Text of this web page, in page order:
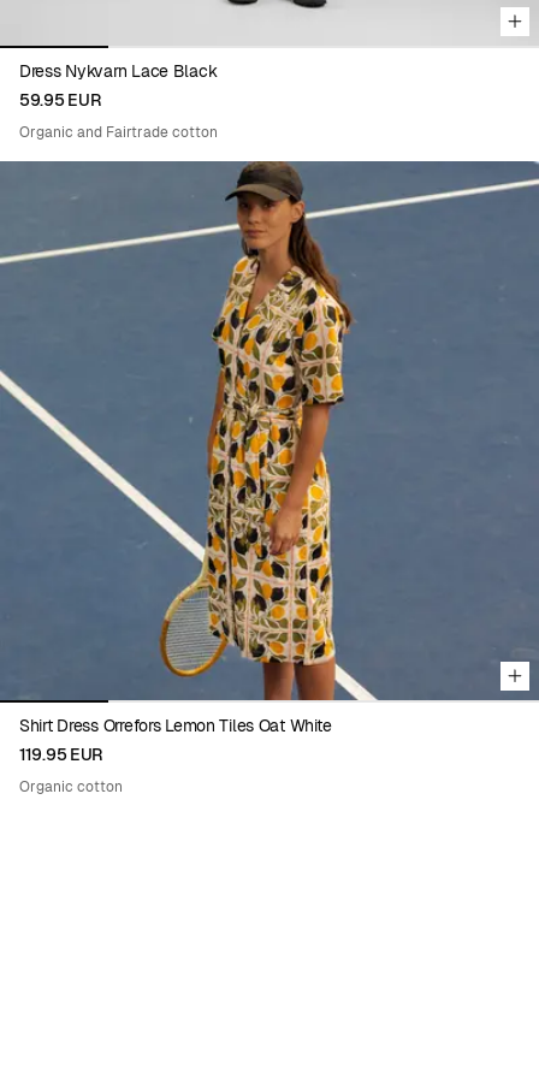
Dress Nykvarn Lace Black
59.95 EUR
Organic and Fairtrade cotton
Viewing image 1 of 5
Shirt Dress Orrefors Lemon Tiles Oat White
119.95 EUR
Organic cotton